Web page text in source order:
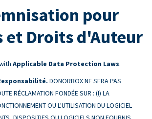
pour
et Droits d'Auteur
Applicable Data Protection Laws.
DONORBOX NE SERA PAS
RÉCLAMATION FONDÉE SUR : (I) LA
OU L'UTILISATION DU LOGICIEL